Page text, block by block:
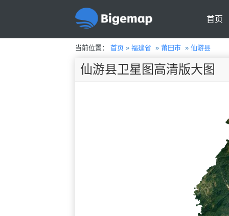
首页
当前位置： 首页» 福建省 » 莆田市» 仙游县
仙游县卫星图高清版大图